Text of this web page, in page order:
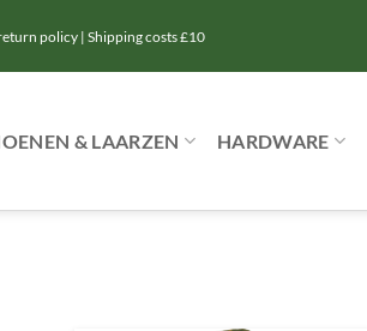
policy | Shipping costs £10
& LAARZEN HARDWARE